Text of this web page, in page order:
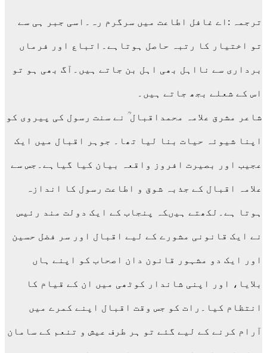
ترجمہ :اے غافل اطاعت میں سرگرم رہ۔اسی جبر ہی سے
تو اختیار کا رتبہ حاصل ہوتاہے۔اتباع اور فرماں
برداری سے نااہل بھی اہل بن جاتے ہیں۔آگ بھی ہو تو
اس کے شعلے بجھ جاتے ہیں۔
شاعر مشرق علامہ محمداقبال ؒ نے سنت رسول کی پیروی کو
اپنا شیوئہ حیات بنا لیا تھا۔ جوہر اقبال میں ایک
عجیب اور بصیرت افروز واقعہ بیان کیا گیاہے۔جس سے
علامہ اقبال کے جذبہ شوق و اطاعت رسول کا اندازہ
ہوتا ہے۔لکھتے ہیںکہ پنجاب کے ایک دولت مند رئیس
نے ایک قانونی مشورے کے لیے اقبال اور سر فضل حسین
اور ایک دو مشہور قانون دان اصحاب کو اپنے ہاں
بلایا، اور اپنی شاندار کوٹھی میں ان کے قیام کا
انتظام کیا۔رات کو جس وقت اقبال اپنے کمرے میں
آرام کرنے کے لیے گئے تو ہر طرف عیش و تنعم کے سامان